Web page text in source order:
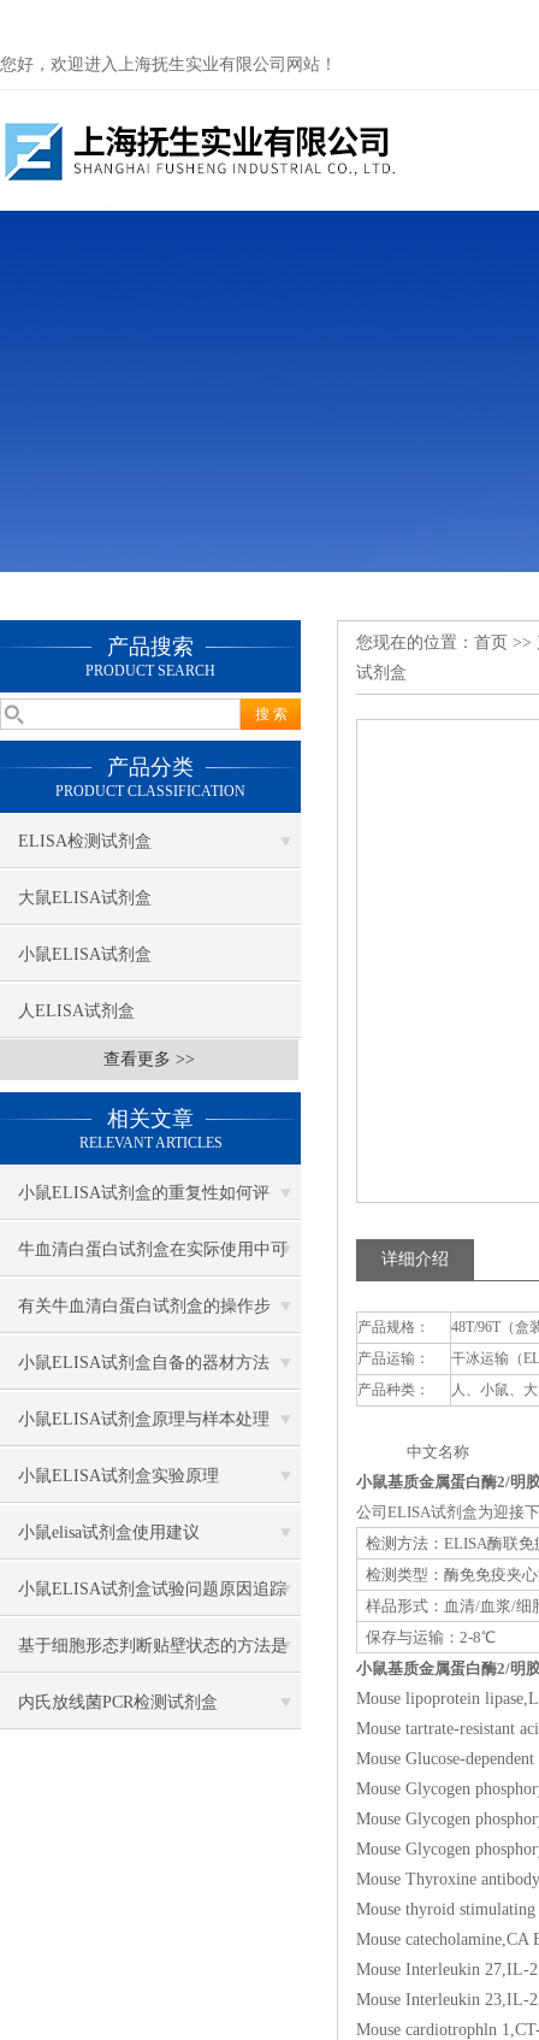
您好，欢迎进入上海抚生实业有限公司网站！
产品搜索
PRODUCT SEARCH
产品分类
PRODUCT CLASSIFICATION
ELISA检测试剂盒
大鼠ELISA试剂盒
小鼠ELISA试剂盒
人ELISA试剂盒
查看更多 >>
相关文章
RELEVANT ARTICLES
小鼠ELISA试剂盒的重复性如何评
估？
牛血清白蛋白试剂盒在实际使用中可
分为多种类型测定
有关牛血清白蛋白试剂盒的操作步
骤，以下有详细说明
小鼠ELISA试剂盒自备的器材方法
小鼠ELISA试剂盒原理与样本处理
小鼠ELISA试剂盒实验原理
小鼠elisa试剂盒使用建议
小鼠ELISA试剂盒试验问题原因追踪
基于细胞形态判断贴壁状态的方法是
什么？细胞形态改变与贴壁能力的对
内氏放线菌PCR检测试剂盒
您现在的位置： 首页 >>
试剂盒
详细介绍
产品规格：
48T/96T（盒
产品运输：
干冰运输（
产品种类：
人、小鼠、
中文名称 英
小鼠基质金属蛋白酶2/明
公司ELISA试剂盒为迎接
检测方法：ELISA酶联免
检测类型：酶免免疫夹
样品形式：血清/血浆/细
保存与运输：2-8℃
小鼠基质金属蛋白酶2/明
Mouse lipoprotein
Mouse tartrate-resistant
Mouse Glucose-
Mouse Glycogen
Mouse Glycogen
Mouse Glycogen
Mouse Thyroxine
Mouse thyroid
Mouse
Mouse Interleukin
Mouse Interleukin
Mouse cardiotrophln